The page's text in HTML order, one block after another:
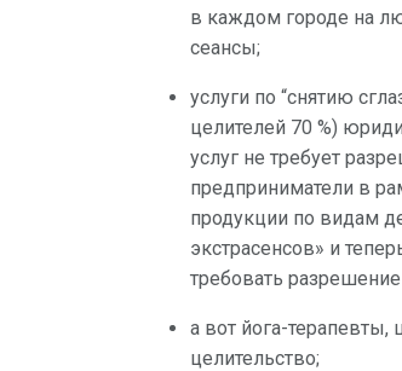
в каждом городе на
сеансы;
услуги по “снятию
целителей 70 %)
услуг не требует
предприниматели в
продукции по видам
экстрасенсов» и
требовать
а вот йога-терапевты,
целительство;